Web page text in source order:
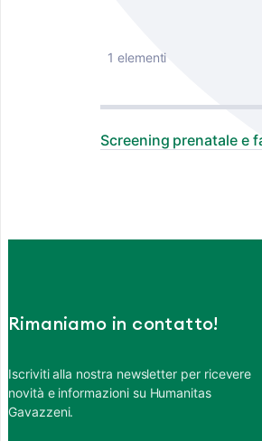
1 elementi
Screening prenatale e
Rimaniamo in contatto!
Iscriviti alla nostra newsletter per ricevere
novità e informazioni su Humanitas
Gavazzeni.